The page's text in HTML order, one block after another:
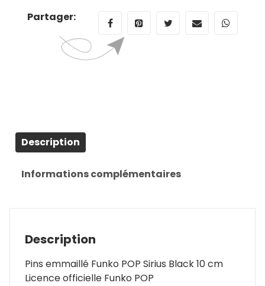
Partager:
Description
Informations complémentaires
Description
Pins emmaillé Funko POP Sirius Black 10 cm
Licence officielle Funko POP